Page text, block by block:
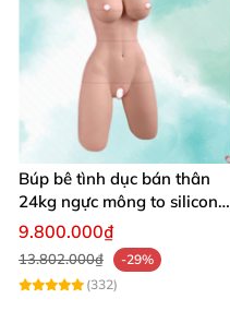
Búp bê tình dục bán thân
24kg ngực mông to silicon y
tế siêu thật
9.800.000₫
13.802.000₫
-29%
(332)